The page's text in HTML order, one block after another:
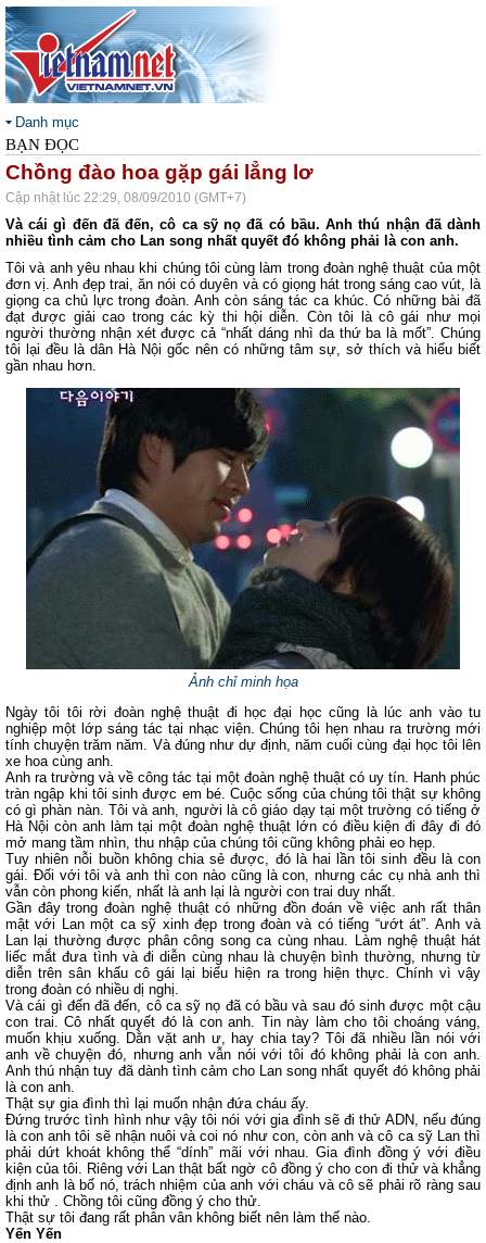
Danh mục
BẠN ĐỌC
Chồng đào hoa gặp gái lẳng lơ
Cập nhật lúc 22:29, 08/09/2010 (GMT+7)
Và cái gì đến đã đến, cô ca sỹ nọ đã có bầu. Anh thú nhận đã dành
nhiều tình cảm cho Lan song nhất quyết đó không phải là con anh.
Tôi và anh yêu nhau khi chúng tôi cùng làm trong đoàn nghệ thuật của một
đơn vị. Anh đẹp trai, ăn nói có duyên và có giọng hát trong sáng cao vút, là
giọng ca chủ lực trong đoàn. Anh còn sáng tác ca khúc. Có những bài đã
đạt được giải cao trong các kỳ thi hội diễn. Còn tôi là cô gái như mọi
người thường nhận xét được cả “nhất dáng nhì da thứ ba là mốt”. Chúng
tôi lại đều là dân Hà Nội gốc nên có những tâm sự, sở thích và hiểu biết
gần nhau hơn.
Ảnh chỉ minh họa
Ngày tôi tôi rời đoàn nghệ thuật đi học đại học cũng là lúc anh vào tu
nghiệp một lớp sáng tác tại nhạc viện. Chúng tôi hẹn nhau ra trường mới
tính chuyện trăm năm. Và đúng như dự định, năm cuối cùng đại học tôi lên
xe hoa cùng anh.
Anh ra trường và về công tác tại một đoàn nghệ thuật có uy tín. Hanh phúc
tràn ngập khi tôi sinh được em bé. Cuộc sống của chúng tôi thật sự không
có gì phàn nàn. Tôi và anh, người là cô giáo dạy tại một trường có tiếng ở
Hà Nội còn anh làm tại một đoàn nghệ thuật lớn có điều kiện đi đây đi đó
mở mang tầm nhìn, thu nhập của chúng tôi cũng không phải eo hẹp.
Tuy nhiên nỗi buồn không chia sẻ được, đó là hai lần tôi sinh đều là con
gái. Đối với tôi và anh thì con nào cũng là con, nhưng các cụ nhà anh thì
vẫn còn phong kiến, nhất là anh lại là người con trai duy nhất.
Gần đây trong đoàn nghệ thuật có những đồn đoán về việc anh rất thân
mật với Lan một ca sỹ xinh đẹp trong đoàn và có tiếng “ướt át”. Anh và
Lan lại thường được phân công song ca cùng nhau. Làm nghệ thuật hát
liếc mắt đưa tình và đi diễn cùng nhau là chuyện bình thường, nhưng từ
diễn trên sân khấu cô gái lại biểu hiện ra trong hiện thực. Chính vì vậy
trong đoàn có nhiều dị nghị.
Và cái gì đến đã đến, cô ca sỹ nọ đã có bầu và sau đó sinh được một cậu
con trai. Cô nhất quyết đó là con anh. Tin này làm cho tôi choáng váng,
muốn khịu xuống. Dằn vặt anh ư, hay chia tay? Tôi đã nhiều lần nói với
anh về chuyện đó, nhưng anh vẫn nói với tôi đó không phải là con anh.
Anh thú nhận tuy đã dành tình cảm cho Lan song nhất quyết đó không phải
là con anh.
Thật sự gia đình thì lại muốn nhận đứa cháu ấy.
Đứng trước tình hình như vậy tôi nói với gia đình sẽ đi thử ADN, nếu đúng
là con anh tôi sẽ nhận nuôi và coi nó như con, còn anh và cô ca sỹ Lan thì
phải dứt khoát không thể “dính” mãi với nhau. Gia đình đồng ý với điều
kiện của tôi. Riêng với Lan thật bất ngờ cô đồng ý cho con đi thử và khẳng
định anh là bố nó, trách nhiệm của anh với cháu và cô sẽ phải rõ ràng sau
khi thử . Chồng tôi cũng đồng ý cho thử.
Thật sự tôi đang rất phân vân không biết nên làm thế nào.
Yến Yến